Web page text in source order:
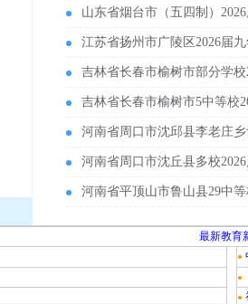
山东省烟台市（五四制）
江苏省扬州市广陵区2026届
吉林省长春市榆树市部分学
吉林省长春市榆树市5中等校
河南省周口市沈邱县李老庄
河南省周口市沈丘县多校
河南省平顶山市鲁山县29中
最新教育
●
●
●